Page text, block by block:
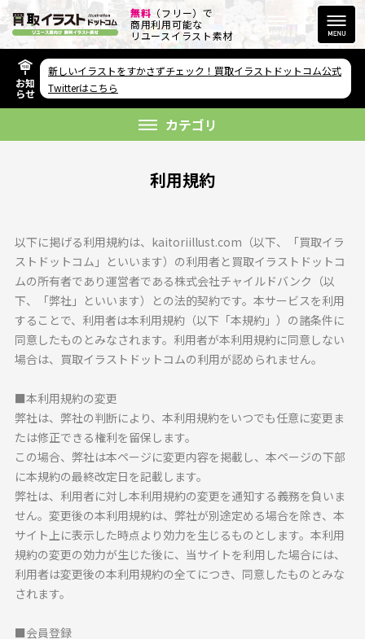
無料 （フリー）で
商用利用可能な
リユースイラスト素材
欲しい素材が無い方へ
リンクをコピー
FAQ
利用規約
お問い合わせ
お知
らせ
新しいイラストをすかさずチェック！買取イラストドットコム公式
Twitterはこちら
カテゴリ
利用規約
以下に掲げる利用規約は、kaitoriillust.com（以下、「買取イラ
ストドットコム」といいます）の利用者と買取イラストドットコ
ムの所有者であり運営者である株式会社チャイルドバンク（以
下、「弊社」といいます）との法的契約です。本サービスを利用
することで、利用者は本利用規約（以下「本規約」）の諸条件に
同意したものとみなされます。利用者が本利用規約に同意しない
場合は、買取イラストドットコムの利用が認められません。
■本利用規約の変更
弊社は、弊社の判断により、本利用規約をいつでも任意に変更ま
たは修正できる権利を留保します。
この場合、弊社は本ページに変更内容を掲載し、本ページの下部
に本規約の最終改定日を記載します。
弊社は、利用者に対し本利用規約の変更を通知する義務を負いま
せん。変更後の本利用規約は、弊社が別途定める場合を除き、本
サイト上に表示した時点より効力を生じるものとします。本利用
規約の変更の効力が生じた後に、当サイトを利用した場合には、
利用者は変更後の本利用規約の全てにつき、同意したものとみな
されます。
■会員登録